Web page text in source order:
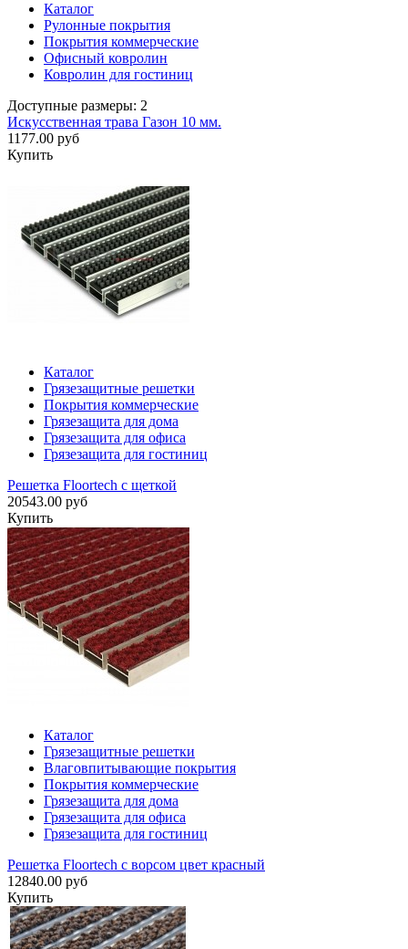
Каталог
Рулонные покрытия
Покрытия коммерческие
Офисный ковролин
Ковролин для гостиниц
Доступные размеры: 2
Искусственная трава Газон 10 мм.
1177.00 руб
Купить
Каталог
Грязезащитные решетки
Покрытия коммерческие
Грязезащита для дома
Грязезащита для офиса
Грязезащита для гостиниц
Решетка Floortech с щеткой
20543.00 руб
Купить
Каталог
Грязезащитные решетки
Влаговпитывающие покрытия
Покрытия коммерческие
Грязезащита для дома
Грязезащита для офиса
Грязезащита для гостиниц
Решетка Floortech с ворсом цвет красный
12840.00 руб
Купить